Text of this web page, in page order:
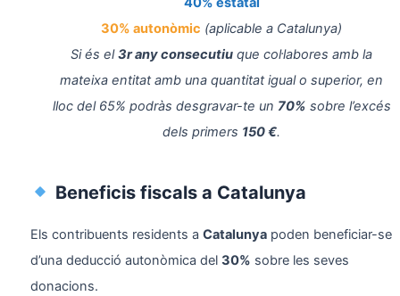
30% autonòmic (aplicable a Catalunya)
Si és el3r any consecutiu que col·labores amb la
mateixa entitat amb una quantitat igual o superior, en
lloc del 65% podràs desgravar-te un 70% sobre l’excés
dels primers 150 €.
Beneficis fiscals a Catalunya
Els contribuents residents aCatalunya poden beneficiar-se
d’una deducció autonòmica del30% sobre les seves
donacions.